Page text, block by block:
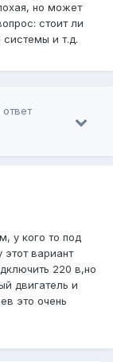
но может
стоит ли
системы и т.д.
у кого то под
вариант
220 в,но
двигатель и
это очень